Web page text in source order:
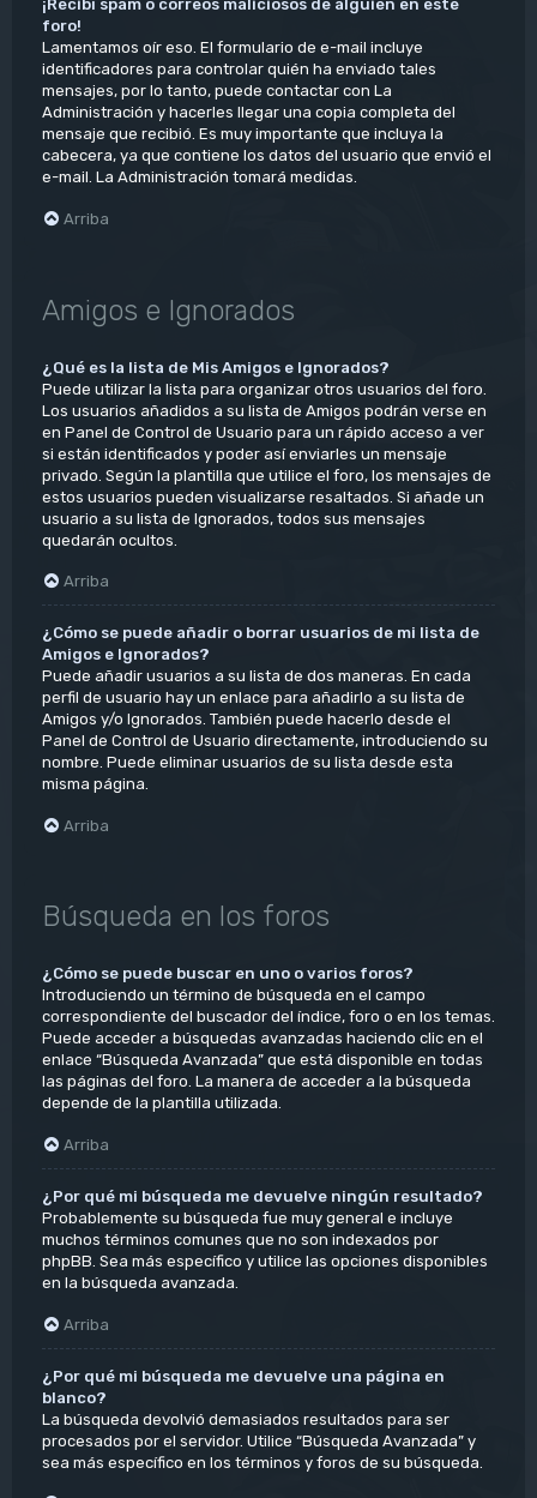
¡Recibí spam o correos maliciosos de alguien en este
foro!
Lamentamos oír eso. El formulario de e-mail incluye
identificadores para controlar quién ha enviado tales
mensajes, por lo tanto, puede contactar con La
Administración y hacerles llegar una copia completa del
mensaje que recibió. Es muy importante que incluya la
cabecera, ya que contiene los datos del usuario que envió el
e-mail. La Administración tomará medidas.
Arriba
Amigos e Ignorados
¿Qué es la lista de Mis Amigos e Ignorados?
Puede utilizar la lista para organizar otros usuarios del foro.
Los usuarios añadidos a su lista de Amigos podrán verse en
en Panel de Control de Usuario para un rápido acceso a ver
si están identificados y poder así enviarles un mensaje
privado. Según la plantilla que utilice el foro, los mensajes de
estos usuarios pueden visualizarse resaltados. Si añade un
usuario a su lista de Ignorados, todos sus mensajes
quedarán ocultos.
Arriba
¿Cómo se puede añadir o borrar usuarios de mi lista de
Amigos e Ignorados?
Puede añadir usuarios a su lista de dos maneras. En cada
perfil de usuario hay un enlace para añadirlo a su lista de
Amigos y/o Ignorados. También puede hacerlo desde el
Panel de Control de Usuario directamente, introduciendo su
nombre. Puede eliminar usuarios de su lista desde esta
misma página.
Arriba
Búsqueda en los foros
¿Cómo se puede buscar en uno o varios foros?
Introduciendo un término de búsqueda en el campo
correspondiente del buscador del índice, foro o en los temas.
Puede acceder a búsquedas avanzadas haciendo clic en el
enlace “Búsqueda Avanzada” que está disponible en todas
las páginas del foro. La manera de acceder a la búsqueda
depende de la plantilla utilizada.
Arriba
¿Por qué mi búsqueda me devuelve ningún resultado?
Probablemente su búsqueda fue muy general e incluye
muchos términos comunes que no son indexados por
phpBB. Sea más específico y utilice las opciones disponibles
en la búsqueda avanzada.
Arriba
¿Por qué mi búsqueda me devuelve una página en
blanco?
La búsqueda devolvió demasiados resultados para ser
procesados por el servidor. Utilice “Búsqueda Avanzada” y
sea más específico en los términos y foros de su búsqueda.